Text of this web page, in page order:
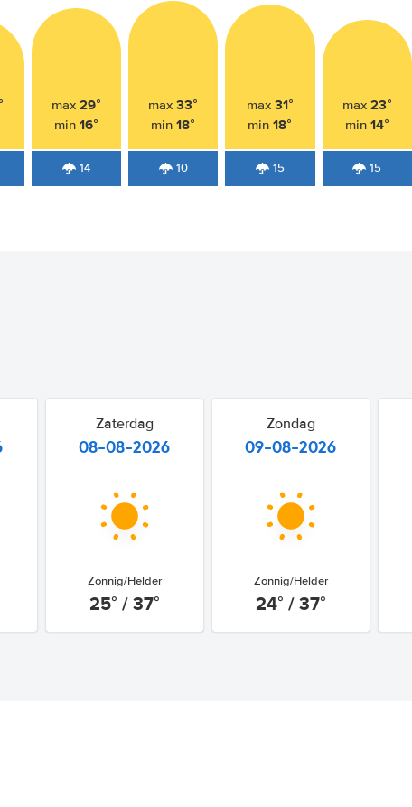
max 29°
min 16°
14
max33°
min18°
10
max 31°
min18°
15
max 23°
min 14°
15
Zaterdag
08-08-2026
Zonnig/Helder
25° / 37°
Zondag
09-08-2026
Zonnig/Helder
24° / 37°